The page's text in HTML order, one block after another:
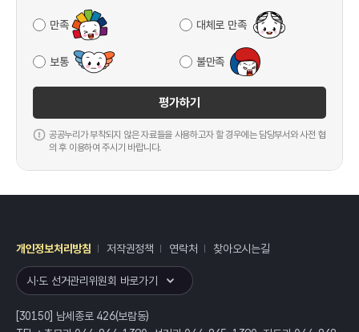
만족 대체로 만족
보통 불만족
평가하기
공공누리가 부착되지 않은 자료들을 사용하고자 할 경우에는 담당부서와 사전 협
의 후 이용하여 주시기 바랍니다.
개인정보처리방침 저작권정책 연락처 찾아오시는길
시·도 선거관리위원회 바로가기
[30150] 남세종로 426(보람동)